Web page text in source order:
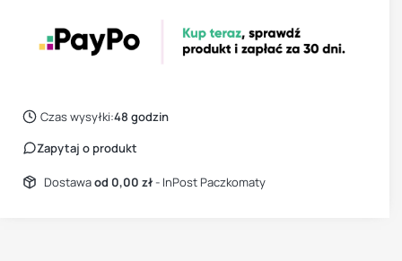
Czas wysyłki:48 godzin
Zapytaj o produkt
Dostawaod 0,00 zł- InPost Paczkomaty